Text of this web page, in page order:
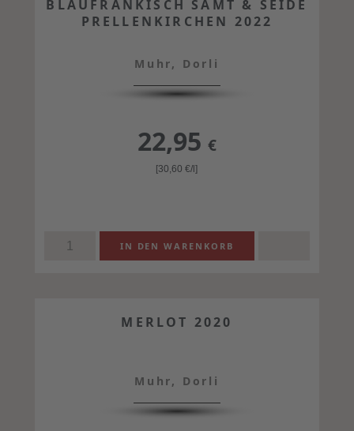
BLAUFRÄNKISCH SAMT & SEIDE
PRELLENKIRCHEN 2022
Muhr, Dorli
22,95 €
[30,60€/l]
MERLOT 2020
Muhr, Dorli